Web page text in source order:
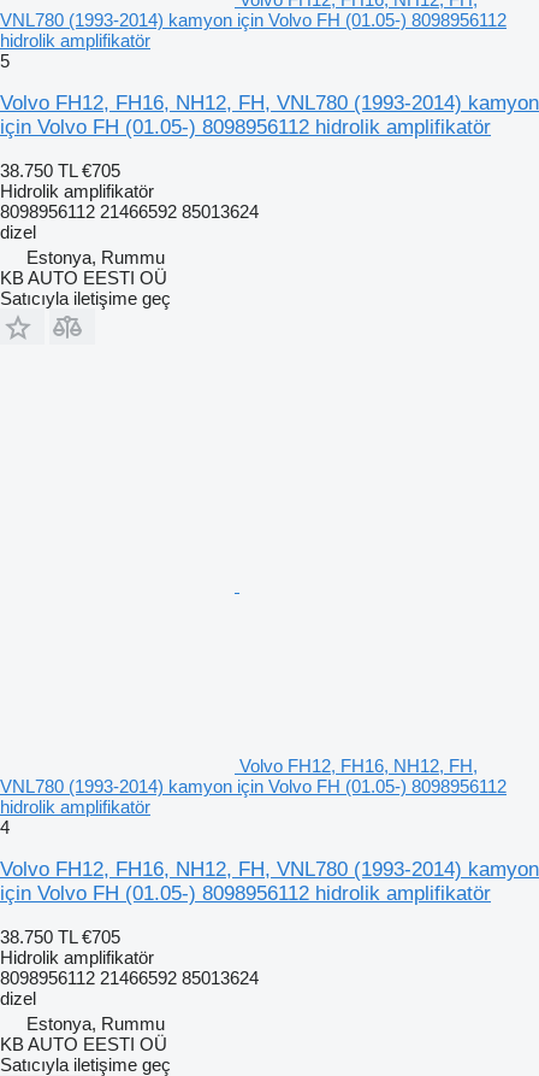
VNL780 (1993-2014) kamyon için Volvo FH (01.05-) 8098956112
hidrolik amplifikatör
5
Volvo FH12, FH16, NH12, FH, VNL780 (1993-2014) kamyon
için Volvo FH (01.05-) 8098956112 hidrolik amplifikatör
38.750 TL €705
Hidrolik amplifikatör
8098956112 21466592 85013624
dizel
Estonya, Rummu
KB AUTO EESTI OÜ
Satıcıyla iletişime geç
Volvo FH12, FH16, NH12, FH,
VNL780 (1993-2014) kamyon için Volvo FH (01.05-) 8098956112
hidrolik amplifikatör
4
Volvo FH12, FH16, NH12, FH, VNL780 (1993-2014) kamyon
için Volvo FH (01.05-) 8098956112 hidrolik amplifikatör
38.750 TL €705
Hidrolik amplifikatör
8098956112 21466592 85013624
dizel
Estonya, Rummu
KB AUTO EESTI OÜ
Satıcıyla iletişime geç